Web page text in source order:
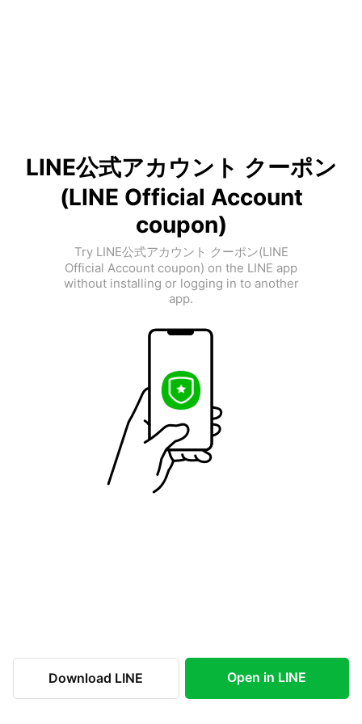
LINE公式アカウント クーポン
(LINE Official Account
coupon)
Try LINE公式アカウント クーポン(LINE
Official Account coupon) on the LINE app
without installing or logging in to another
app.
Download LINE Open in LINE